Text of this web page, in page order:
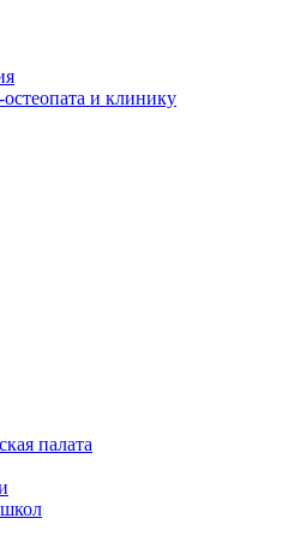
и клинику
палата